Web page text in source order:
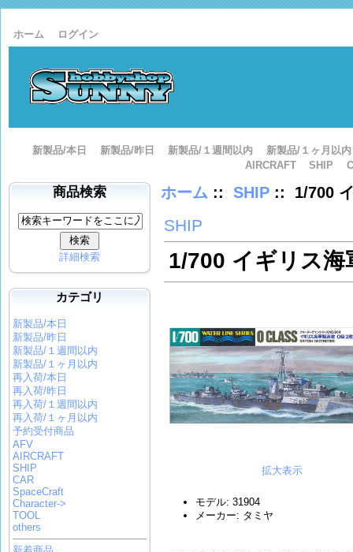
ホーム ログイン
新製品/本日 新製品/昨日 新製品/１週間以内
新製品/１ヶ月以内
AIRCRAFT
SHIP
商品検索
詳細検索
カテゴリ
新製品/本日
新製品/昨日
新製品/１週間以内
新製品/１ヶ月以内
再入荷/本日
再入荷/昨日
再入荷/１週間以内
再入荷/１ヶ月以内
予約受付商品
AFV
AIRCRAFT
SHIP
CAR
SpaceCraft
Character->
TOOL
others
ホーム ::SHIP :: 1/700
SHIP
1/700 イギリス海
拡大表示
モデル: 31904
メーカー: タミヤ